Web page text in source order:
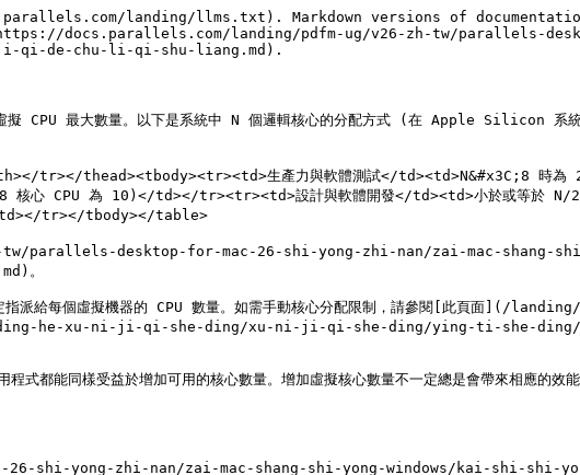
landing/llms.txt). Markdown versions of
docs.parallels.com/landing/pdfm-ug/v26-zh-tw/parallels-
qi-de-chu-li-qi-shu-liang.md).
CPU 最大數量。以下是系統中 N 個邏輯核心的分配方式 (在 Apple Silicon 系
tr></thead><tbody><tr><td>生產力與軟體測試</td><td>N&#x3C;8 時為
心 CPU 為 10)</td></tr><tr><td>設計與軟體開發</td><td>小於或等於 N/2
td></tr></tbody></table>
zh-tw/parallels-desktop-for-mac-26-shi-yong-zhi-nan/zai-mac-
。
設定指派給每個虛擬機器的 CPU 數量。如需手動核心分配限制，請參閱[此頁面
ding-he-xu-ni-ji-qi-she-ding/xu-ni-ji-qi-she-ding/ying-ti-she-
都能同樣受益於增加可用的核心數量。增加虛擬核心數量不一定總是會帶來相應的效能
shi-yong-zhi-nan/zai-mac-shang-shi-yong-windows/kai-shi-shi-